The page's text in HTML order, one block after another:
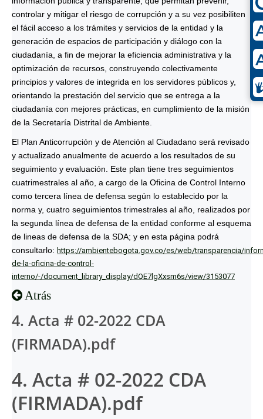
controlar y mitigar el riesgo de corrupción y a su vez posibiliten
el fácil acceso a los trámites y servicios de la entidad y la
generación de espacios de participación y diálogo con la
ciudadanía, a fin de mejorar la eficiencia administrativa y la
optimización de recursos, construyendo colectivamente
principios y valores de integrida en los servidores públicos y,
orientando la prestación del servicio que se entrega a la
ciudadanía con mejores prácticas, en cumplimiento de la misión
de la Secretaría Distrital de Ambiente.
El Plan Anticorrupción y de Atención al Ciudadano será revisado
y actualizado anualmente de acuerdo a los resultados de su
seguimiento y evaluación. Este plan tiene tres seguimientos
cuatrimestrales al año, a cargo de la Oficina de Control Interno
como tercera línea de defensa según lo establecido por la
norma y, cuatro seguimientos trimestrales al año, realizados por
la segunda línea de defensa de la entidad conforme al esquema
de lineas de defensa de la SDA; y en esta página podrá
consultarlo: https://ambientebogota.gov.co/es/web/transparencia/
de-la-oficina-de-control-
interno/-/document_library_display/dQE7lgXxsm6s/view/3153077
Atrás
4. Acta # 02-2022 CDA
(FIRMADA).pdf
4. Acta # 02-2022 CDA
(FIRMADA).pdf